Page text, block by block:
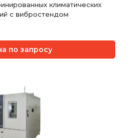
климатических
с вибростендом
по запросу